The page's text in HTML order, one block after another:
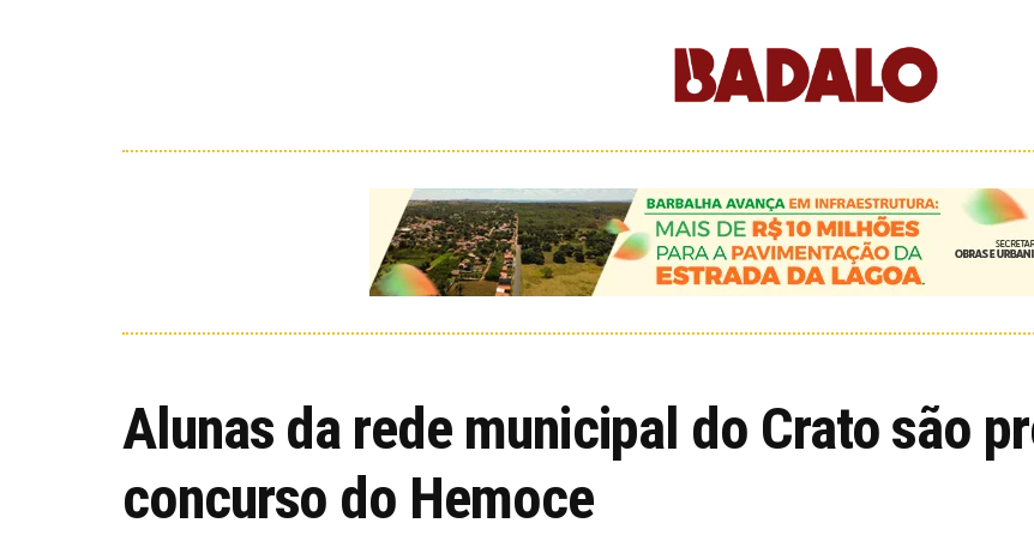
Alunas da rede municipal do Crato são
concurso do Hemoce